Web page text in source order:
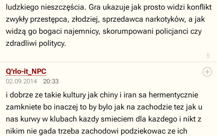
5
ludzkiego nieszczęścia. Gra ukazuje jak prosto widzi konflikt
zwykły przestępca, złodziej, sprzedawca narkotyków, a jak
widzą go bogaci najemnicy, skorumpowani policjanci czy
zdradliwi politycy.
02.09.2014 20:33
Q'rlo-it_NPC
i dobrze ze takie kultury jak chiny i iran sa hermentycznie
zamkniete bo inaczej to by bylo jak na zachodzie tez jak u
nas kurwy w klubach kazdy smieciem dla kazdego i nikt z
nikim nie gada trzeba zachodowi podziekowac ze ich